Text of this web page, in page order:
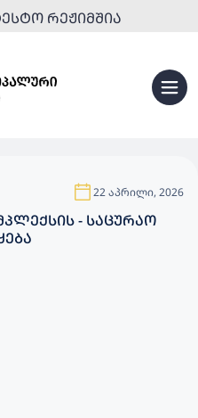
ᲠᲔᲟᲘᲛᲨᲘᲐ
22 აპრილი, 2026
- ᲡᲐᲪᲣᲠᲐᲝ